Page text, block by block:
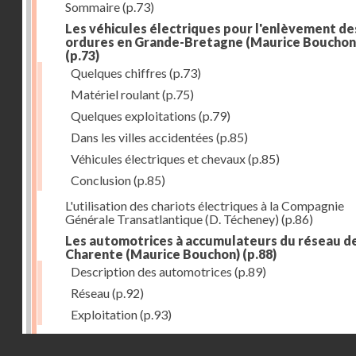
Sommaire(p.73)
Les véhicules électriques pour l'enlèvement
ordures en Grande-Bretagne (Maurice
(p.73)
Quelques chiffres (p.73)
Matériel roulant(p.75)
Quelques exploitations (p.79)
Dans les villes accidentées (p.85)
Véhicules électriques et chevaux(p.85)
Conclusion(p.85)
L'utilisation des chariots électriques à la Compagnie
Générale Transatlantique (D. Técheney) (p.86)
Les automotrices à accumulateurs du réseau
Charente (Maurice Bouchon) (p.88)
Description des automotrices (p.89)
Réseau(p.92)
Exploitation(p.93)